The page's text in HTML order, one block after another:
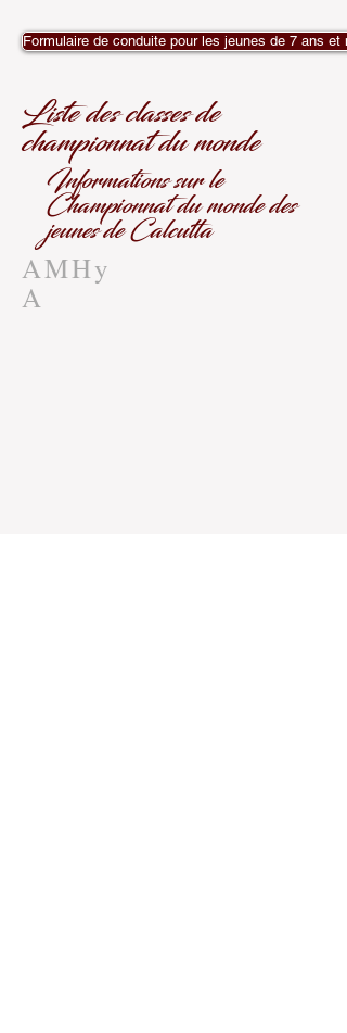
Formulaire de conduite pour les jeunes de 7 ans et
Liste des classes de
championnat du monde
Informations sur le
Championnat du monde des
jeunes de Calcutta
AMHy
A